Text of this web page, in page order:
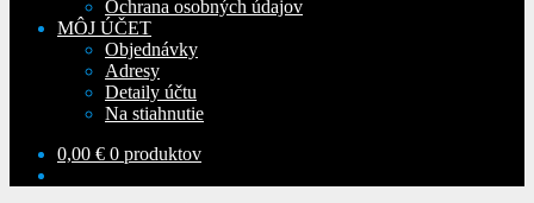
Ochrana osobných údajov
MÔJ ÚČET
Objednávky
Adresy
Detaily účtu
Na stiahnutie
0,00 € 0 produktov